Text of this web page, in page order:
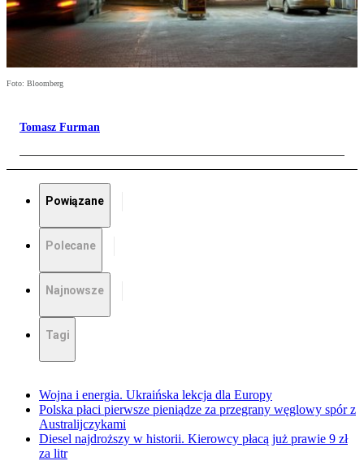
Foto: Bloomberg
Tomasz Furman
Powiązane
Polecane
Najnowsze
Tagi
Wojna i energia. Ukraińska lekcja dla Europy
Polska płaci pierwsze pieniądze za przegrany węglowy spór z
Australijczykami
Diesel najdroższy w historii. Kierowcy płacą już prawie 9 zł
za litr